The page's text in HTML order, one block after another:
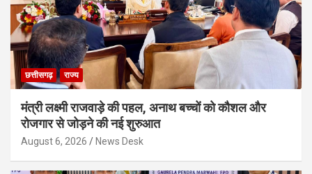
छत्तीसगढ़ राज्य
मंत्री लक्ष्मी राजवाड़े की पहल, अनाथ बच्चों को कौशल और
रोजगार से जोड़ने की नई शुरुआत
August 6, 2026 News Desk